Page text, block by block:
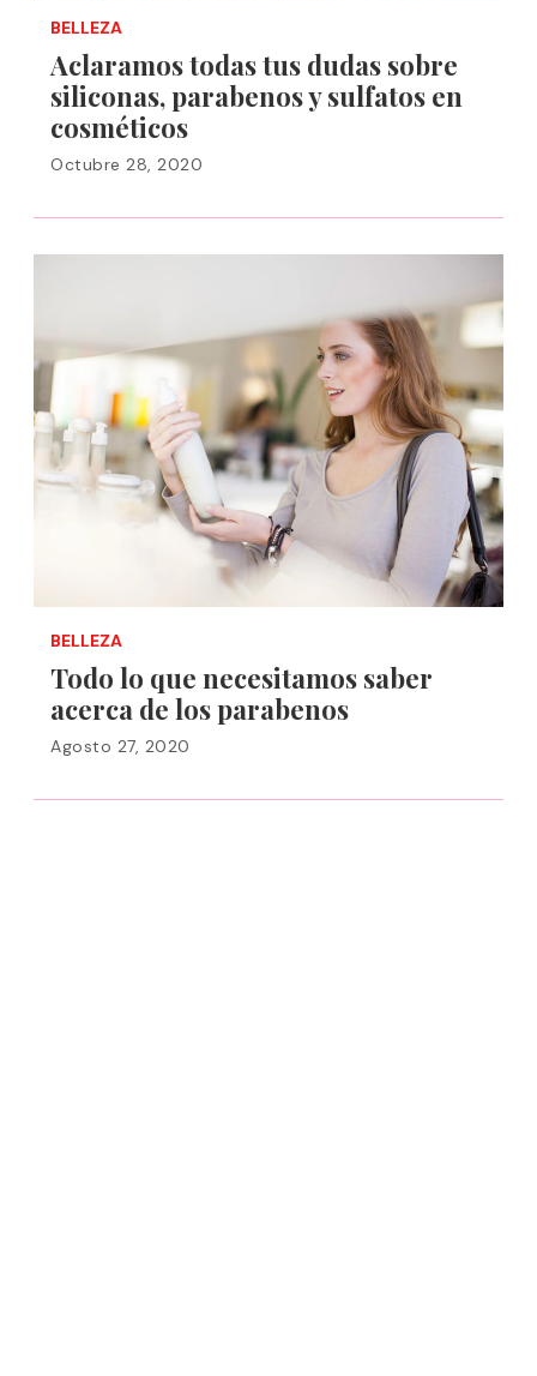
BELLEZA
Aclaramos todas tus dudas sobre
siliconas, parabenos y sulfatos en
cosméticos
Octubre 28, 2020
BELLEZA
Todo lo que necesitamos saber
acerca de los parabenos
Agosto 27, 2020